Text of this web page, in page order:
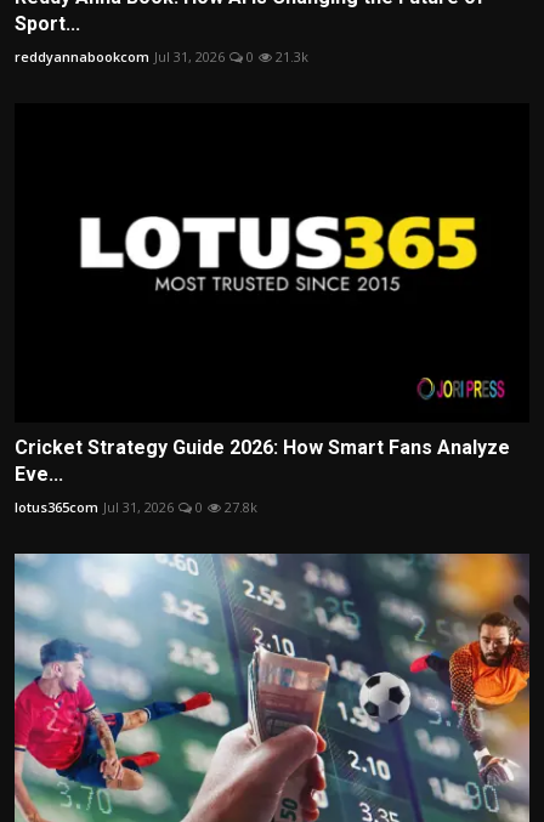
Sport...
reddyannabookcom Jul 31, 2026 0 21.3k
Cricket Strategy Guide 2026: How Smart Fans Analyze
Eve...
lotus365com Jul 31, 2026 0 27.8k